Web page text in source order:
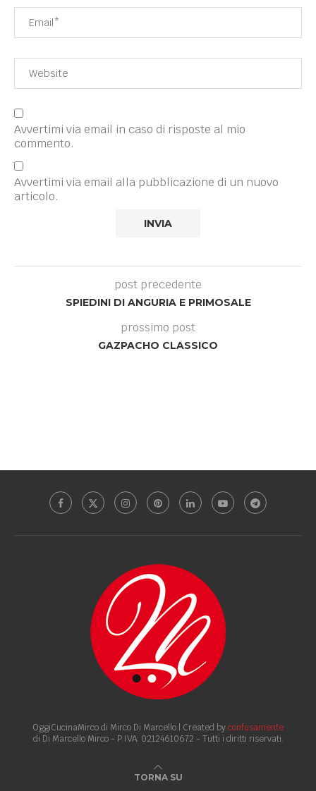
Avvertimi via email in caso di risposte al mio
commento.
Avvertimi via email alla pubblicazione di un nuovo
articolo.
post precedente
SPIEDINI DI ANGURIA E PRIMOSALE
prossimo post
GAZPACHO CLASSICO
OggiCucinaMirco di Mirco Di Marcello | Created byconfusamente
di Di Marcello Mirco - P.IVA: 02124610672 - Tutti i diritti riservati.
TORNA SU